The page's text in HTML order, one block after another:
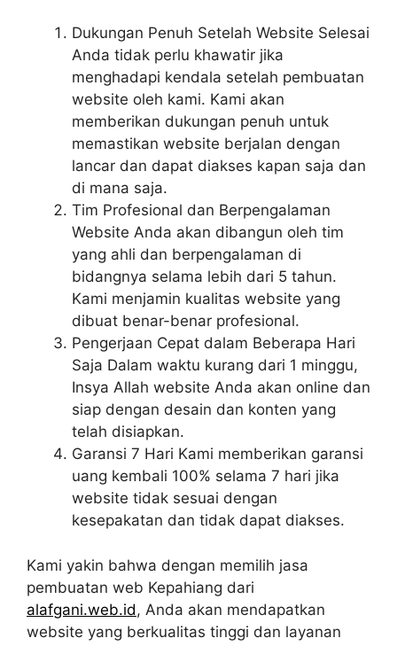
Dukungan Penuh Setelah Website Selesai
Anda tidak perlu khawatir jika
menghadapi kendala setelah pembuatan
website oleh kami. Kami akan
memberikan dukungan penuh untuk
memastikan website berjalan dengan
lancar dan dapat diakses kapan saja dan
di mana saja.
Tim Profesional dan Berpengalaman
Website Anda akan dibangun oleh tim
yang ahli dan berpengalaman di
bidangnya selama lebih dari 5 tahun.
Kami menjamin kualitas website yang
dibuat benar-benar profesional.
Pengerjaan Cepat dalam Beberapa Hari
Saja Dalam waktu kurang dari 1 minggu,
Insya Allah website Anda akan online dan
siap dengan desain dan konten yang
telah disiapkan.
Garansi 7 Hari Kami memberikan garansi
uang kembali 100% selama 7 hari jika
website tidak sesuai dengan
kesepakatan dan tidak dapat diakses.
Kami yakin bahwa dengan memilih jasa
pembuatan web Kepahiang dari
alafgani.web.id, Anda akan mendapatkan
website yang berkualitas tinggi dan layanan